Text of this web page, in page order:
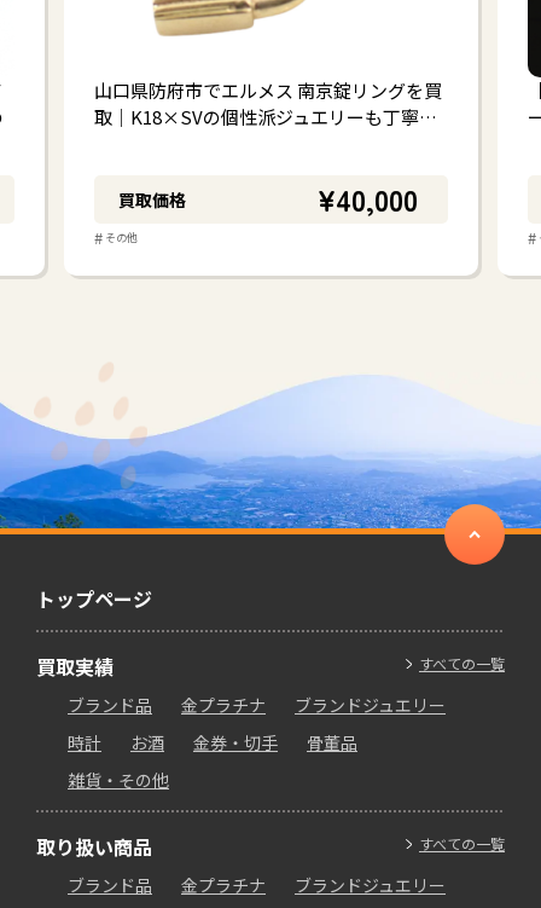
山口県防府市でエルメス 南京錠リングを買
取｜K18×SVの個性派ジュエリーも丁寧…
買取価格 ¥40,000
# その他 #
トップページ
すべての一覧
買取実績
ブランド品 金プラチナ
ブランドジュエリー
時計
お酒 金券・切手
骨董品
雑貨・その他
すべての一覧
取り扱い商品
ブランド品 金プラチナ
ブランドジュエリー